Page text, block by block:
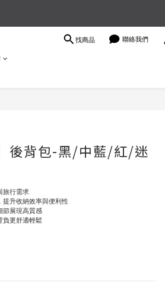
找商品 聯絡我們
後背包-黑/中藍/紅/迷
旅行需求
提升收納效率與便利性
節展現高質感
負更舒適輕鬆